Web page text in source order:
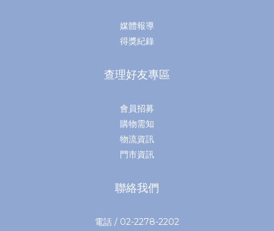
媒體報導
得獎紀錄
查理好友專區
會員招募
購物需知
物流資訊
門市資訊
聯絡我們
電話 / 02-2278-2202